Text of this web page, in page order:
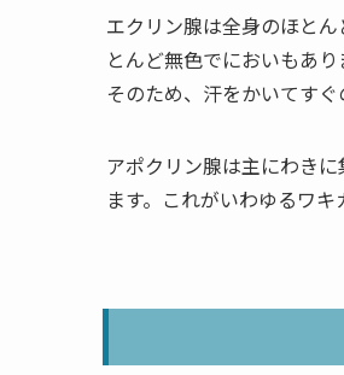
エクリン腺は全身のほと
とんど無色でにおいもあり
そのため、汗をかいてす
アポクリン腺は主にわき
ます。これがいわゆるワキ